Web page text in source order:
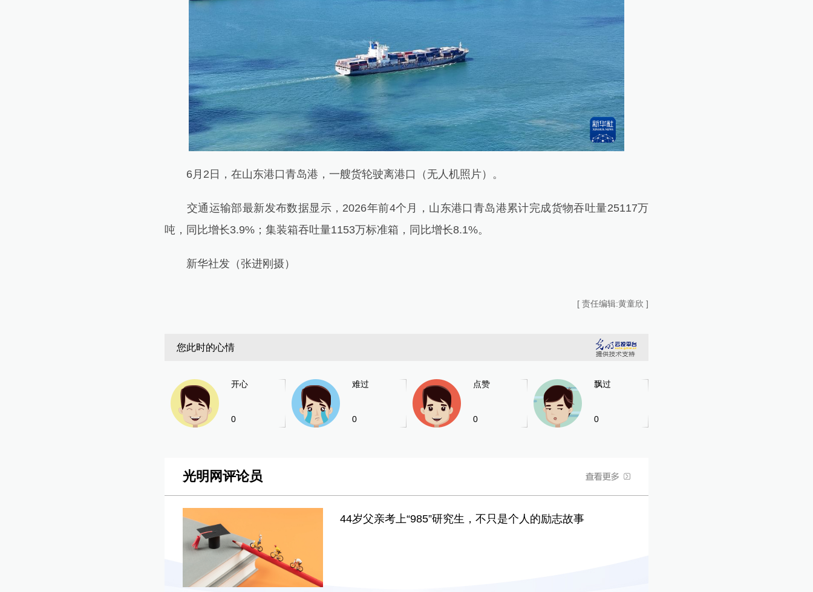
6月2日，在山东港口青岛港，一艘货轮驶离港口（无人机照片）。
交通运输部最新发布数据显示，2026年前4个月，山东港口青岛港累计完成货物吞吐量25117万
吨，同比增长3.9%；集装箱吞吐量1153万标准箱，同比增长8.1%。
新华社发（张进刚摄）
[ 责任编辑:黄童欣 ]
您此时的心情
开心
0
难过
0
点赞
0
飘过
0
光明网评论员
44岁父亲考上“985”研究生，不只是个人的励志故事